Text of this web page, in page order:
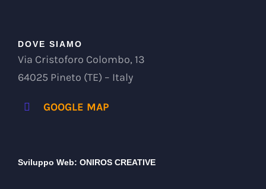
DOVE SIAMO
Via Cristoforo Colombo, 13
64025 Pineto (TE) – Italy
GOOGLE MAP
Sviluppo Web: ONIROS CREATIVE